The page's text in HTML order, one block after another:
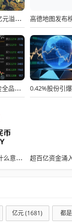
银轮股份1.33亿元溢价控股深蓝股份 年内股价已涨超八成
2025年ETF基金全品类解析：从股票到跨境投资的收益图谱
数字人民币是什么意思？数字人民币本质：国家信用的数字化形态
亿元(1681) 都是